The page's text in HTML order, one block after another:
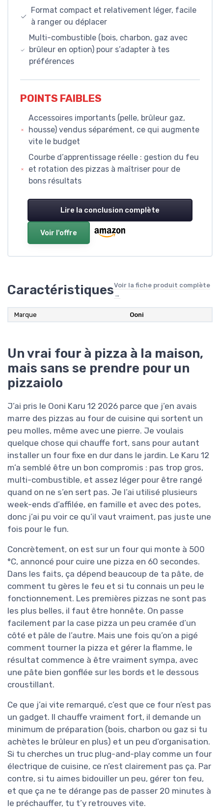
Format compact et relativement léger, facile
à ranger ou déplacer
Multi-combustible (bois, charbon, gaz avec
brûleur en option) pour s’adapter à tes
préférences
POINTS FAIBLES
Accessoires importants (pelle, brûleur gaz,
housse) vendus séparément, ce qui augmente
vite le budget
Courbe d’apprentissage réelle : gestion du feu
et rotation des pizzas à maîtriser pour de
bons résultats
Lire la conclusion complète
Voir l'offre
CaractéristiquesVoir la fiche produit complète
→
Marque Ooni
Un vrai four à pizza à la maison,
mais sans se prendre pour un
pizzaiolo
J’ai pris le Ooni Karu 12 2026 parce que j’en avais
marre des pizzas au four de cuisine qui sortent un
peu molles, même avec une pierre. Je voulais
quelque chose qui chauffe fort, sans pour autant
installer un four fixe en dur dans le jardin. Le Karu 12
m’a semblé être un bon compromis : pas trop gros,
multi-combustible, et assez léger pour être rangé
quand on ne s’en sert pas. Je l’ai utilisé plusieurs
week-ends d’affilée, en famille et avec des potes,
donc j’ai pu voir ce qu’il vaut vraiment, pas juste une
fois pour le fun.
Concrètement, on est sur un four qui monte à 500
°C, annoncé pour cuire une pizza en 60 secondes.
Dans les faits, ça dépend beaucoup de ta pâte, de
comment tu gères le feu et si tu connais un peu le
fonctionnement. Les premières pizzas ne sont pas
les plus belles, il faut être honnête. On passe
facilement par la case pizza un peu cramée d’un
côté et pâle de l’autre. Mais une fois qu’on a pigé
comment tourner la pizza et gérer la flamme, le
résultat commence à être vraiment sympa, avec
une pâte bien gonflée sur les bords et le dessous
croustillant.
Ce que j’ai vite remarqué, c’est que ce four n’est pas
un gadget. Il chauffe vraiment fort, il demande un
minimum de préparation (bois, charbon ou gaz si tu
achètes le brûleur en plus) et un peu d’organisation.
Si tu cherches un truc plug-and-play comme un four
électrique de cuisine, ce n’est clairement pas ça. Par
contre, si tu aimes bidouiller un peu, gérer ton feu,
et que ça ne te dérange pas de passer 20 minutes à
le préchauffer, tu t’y retrouves vite.